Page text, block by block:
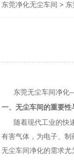
东莞净化无尘车间 >
东莞无尘车间净化
一、无尘车间的重要性
随着现代工业的快速
有害气体，为电子、
无尘车间净化的需求尤